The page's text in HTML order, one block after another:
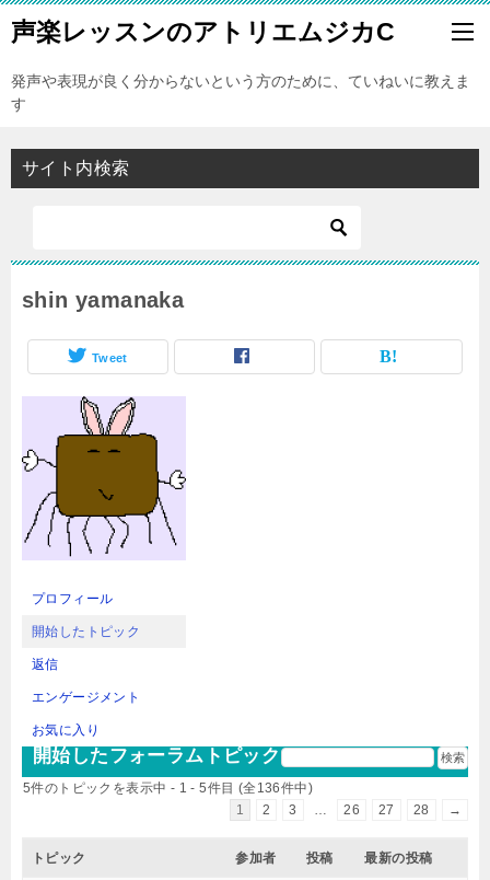
声楽レッスンのアトリエムジカC
発声や表現が良く分からないという方のために、ていねいに教えま
す
サイト内検索
shin yamanaka
Tweet
プロフィール
開始したトピック
返信
エンゲージメント
お気に入り
開始したフォーラムトピック
5件のトピックを表示中 - 1 - 5件目 (全136件中)
1
2 3 … 26 27 28 →
トピック 参加者 投稿 最新の投稿